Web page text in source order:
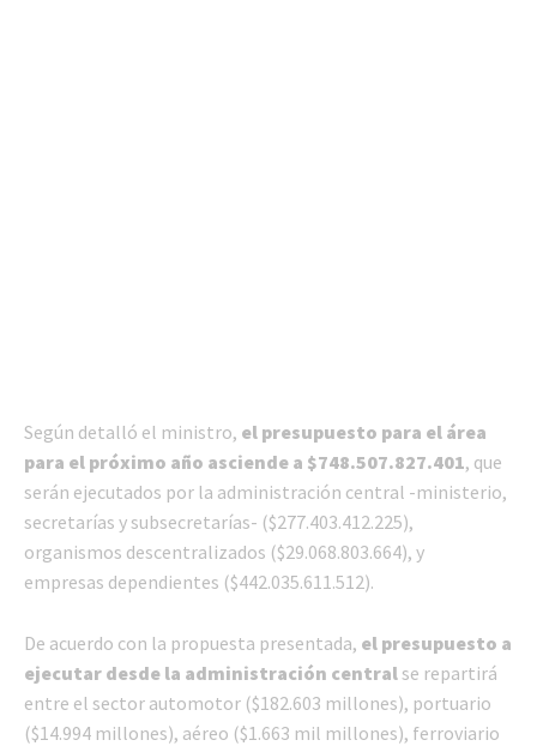
Según detalló el ministro, el presupuesto para el área
para el próximo año asciende a $748.507.827.401, que
serán ejecutados por la administración central -ministerio,
secretarías y subsecretarías- ($277.403.412.225),
organismos descentralizados ($29.068.803.664), y
empresas dependientes ($442.035.611.512).
De acuerdo con la propuesta presentada, el presupuesto a
ejecutar desde la administración centralse repartirá
entre el sector automotor ($182.603 millones), portuario
($14.994 millones), aéreo ($1.663 mil millones), ferroviario